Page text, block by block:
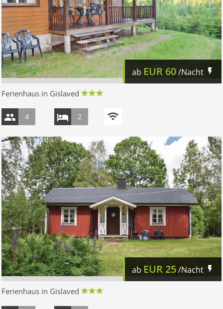
ab EUR 60/Nacht
Ferienhaus in Gislaved
4 2
ab EUR 25/Nacht
Ferienhaus in Gislaved